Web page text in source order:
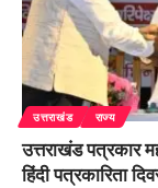
उत्तराखंड राज्य
उत्तराखंड पत्रकार
हिंदी पत्रकारिता